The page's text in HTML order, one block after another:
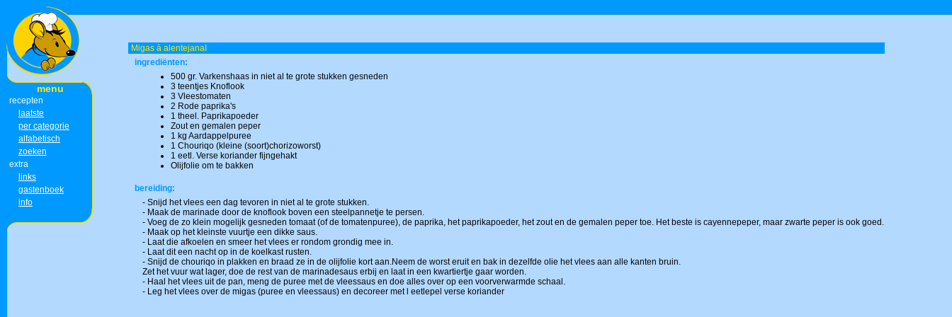
menu
recepten
laatste
per categorie
alfabetisch
zoeken
extra
links
gastenboek
info
Migas à alentejanaI
ingrediënten:
500 gr. Varkenshaas in niet al te grote stukken gesneden
3 teentjes Knoflook
3 Vleestomaten
2 Rode paprika's
1 theel. Paprikapoeder
Zout en gemalen peper
1 kg Aardappelpuree
1 Chouriqo (kleine (soort)chorizoworst)
1 eetl. Verse koriander fijngehakt
Olijfolie om te bakken
bereiding:
- Snijd het vlees een dag tevoren in niet al te grote stukken.
- Maak de marinade door de knoflook boven een steelpannetje te persen.
- Voeg de zo klein mogelijk gesneden tomaat (of de tomatenpuree), de paprika, het paprikapoeder, het zout en de gemalen peper toe. Het beste is cayennepeper, maar zwarte peper is ook goed.
- Maak op het kleinste vuurtje een dikke saus.
- Laat die afkoelen en smeer het vlees er rondom grondig mee in.
- Laat dit een nacht op in de koelkast rusten.
- Snijd de chouriqo in plakken en braad ze in de olijfolie kort aan.Neem de worst eruit en bak in dezelfde olie het vlees aan alle kanten bruin.
Zet het vuur wat lager, doe de rest van de marinadesaus erbij en laat in een kwartiertje gaar worden.
- Haal het vlees uit de pan, meng de puree met de vleessaus en doe alles over op een voorverwarmde schaal.
- Leg het vlees over de migas (puree en vleessaus) en decoreer met l eetlepel verse koriander